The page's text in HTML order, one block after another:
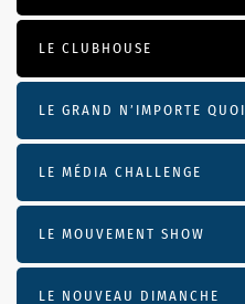
LE CLUBHOUSE
LE GRAND N’IMPORTE QUOI
LE MÉDIA CHALLENGE
LE MOUVEMENT SHOW
LE NOUVEAU DIMANCHE